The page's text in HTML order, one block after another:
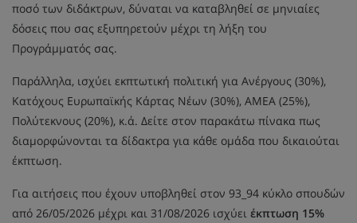
ποσό των διδάκτρων, δύναται να καταβληθεί σε μηνιαίες
δόσεις που σας εξυπηρετούν μέχρι τη λήξη του
Προγράμματός σας.
Παράλληλα, ισχύει εκπτωτική πολιτική για Ανέργους (30%),
Κατόχους Ευρωπαϊκής Κάρτας Νέων (30%), ΑΜΕΑ (25%),
Πολύτεκνους (20%), κ.ά. Δείτε στον παρακάτω πίνακα πως
διαμορφώνονται τα δίδακτρα για κάθε ομάδα που δικαιούται
έκπτωση.
Για αιτήσεις που έχουν υποβληθεί στον 93_94 κύκλο σπουδών
από 26/05/2026 μέχρι και 31/08/2026 ισχύει έκπτωση 15%